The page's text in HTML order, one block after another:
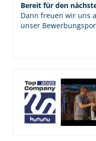
Bereit für den
Dann freuen wir uns
unser